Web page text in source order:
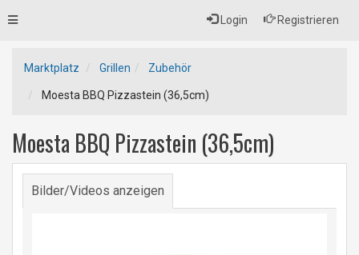
Login Registrieren
Toggle
Marktplatz Grillen Zubehör
Moesta BBQ Pizzastein (36,5cm)
Moesta BBQ Pizzastein (36,5cm)
Bilder/Videos anzeigen